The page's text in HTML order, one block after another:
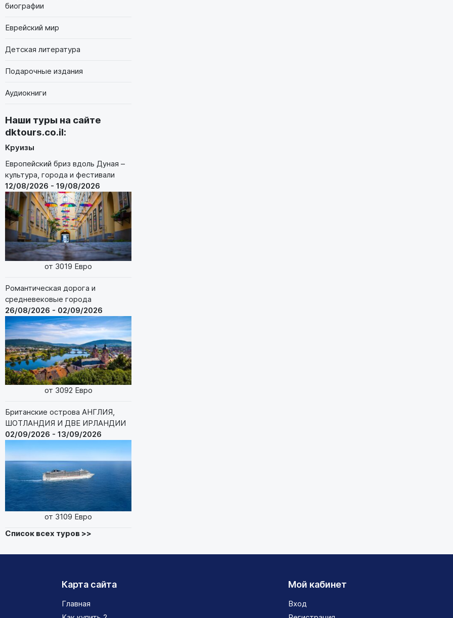
биографии
Еврейский мир
Детская литература
Подарочные издания
Аудиокниги
Наши туры на сайте
dktours.co.il:
Круизы
Европейский бриз вдоль Дуная –
культура, города и фестивали
12/08/2026 - 19/08/2026
от 3019 Евро
Романтическая дорога и
средневековые города
26/08/2026 - 02/09/2026
от 3092 Евро
Британские острова АНГЛИЯ,
ШОТЛАНДИЯ И ДВЕ ИРЛАНДИИ
02/09/2026 - 13/09/2026
от 3109 Евро
Список всех туров >>
Карта сайта
Главная
Мой кабинет
Вход